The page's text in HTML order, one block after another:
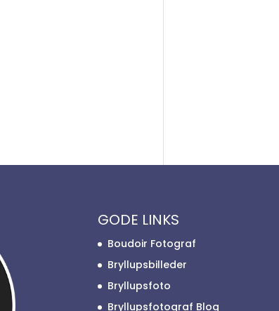
GODE LINKS
Boudoir Fotograf
Bryllupsbilleder
Bryllupsfoto
Bryllupsfotograf Blog